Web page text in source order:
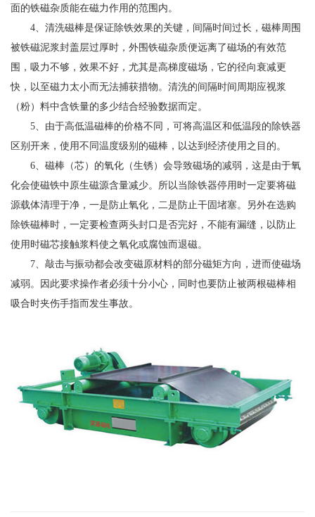
面的铁磁杂质能在磁力作用的范围内。
4、清洗磁棒是保证除铁效果的关键，间隔时间过长，磁棒周围
被铁磁泥浆封盖层过厚时，外围铁磁杂质便远离了磁场的有效范
围，吸力不够，效果不好，尤其是高梯度磁场，它的径向衰减更
快，以至磁力太小而无法捕获措物。清洗的间隔时间周期应视浆
（粉）料中含铁量的多少结合经验数据而定。
5、由于高低温磁棒的价格不同，可将高温区和低温段的除铁器
区别开来，使用不同温度级别的磁棒，以达到经济使用之目的。
6、磁棒（芯）的氧化（生锈）会导致磁场的减弱，这是由于氧
化会使磁铁中原生磁源含量减少。所以当除铁器停用时一定要将磁
源载体清理于净，一是防止氧化，二是防止干固堵塞。另外在选购
除铁磁棒时，一定要检查两头封口是否完好，不能有漏缝，以防止
使用时磁芯接触浆料使之氧化或腐蚀而退磁。
7、敲击与振动都会改变磁原材料的部分磁矩方向，进而使磁场
减弱。因此要求操作者必须十分小心，同时也要防止被两根磁棒相
吸合时夹伤手指而发生事故。